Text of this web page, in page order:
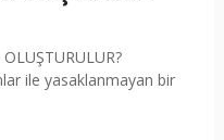
OLUŞTURULUR?
ile yasaklanmayan bir